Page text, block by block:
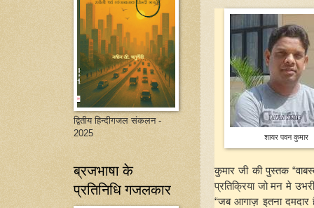
शायर पवन कुमार
कुमार जी की पुस्तक
प्रतिक्रिया जो मन मे
“जब आगाज़ इतना दमदार
द्वितीय हिन्दीगजल संकलन -
2025
ब्रजभाषा के
प्रतिनिधि गजलकार